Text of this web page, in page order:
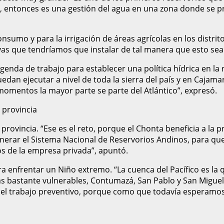
es una gestión del agua en una zona donde se
y para la irrigación de áreas agrícolas en los
que tendríamos que instalar de tal manera que esto
de trabajo para establecer una política hídrica en
ejecutar a nivel de toda la sierra del país y en
la mayor parte se parte del Atlántico”, expresó.
“Ese es el reto, porque el Chonta beneficia a la
el Sistema Nacional de Reservorios Andinos, para
de la empresa privada”, apuntó.
un Niño extremo. “La cuenca del Pacífico es la
vulnerables, Contumazá, San Pablo y San
trabajo preventivo, porque como que todavía